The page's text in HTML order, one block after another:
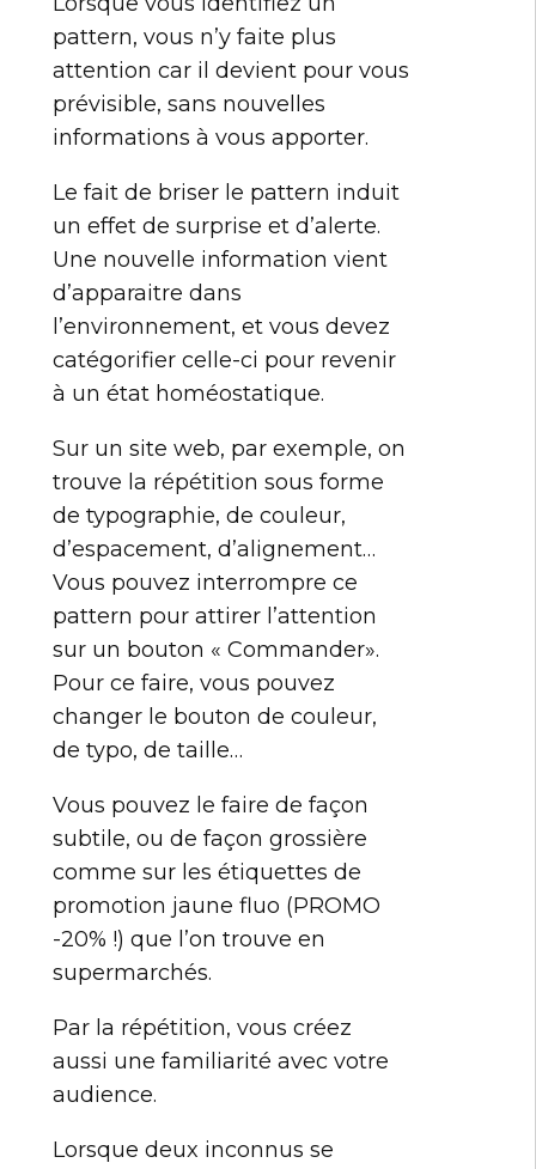
pattern, vous n’y faite plus
attention car il devient pour vous
prévisible, sans nouvelles
informations à vous apporter.
Le fait de briser le pattern induit
un effet de surprise et d’alerte.
Une nouvelle information vient
d’apparaitre dans
l’environnement, et vous devez
catégorifier celle-ci pour revenir
à un état homéostatique.
Sur un site web, par exemple, on
trouve la répétition sous forme
de typographie, de couleur,
d’espacement, d’alignement…
Vous pouvez interrompre ce
pattern pour attirer l’attention
sur un bouton « Commander».
Pour ce faire, vous pouvez
changer le bouton de couleur,
de typo, de taille…
Vous pouvez le faire de façon
subtile, ou de façon grossière
comme sur les étiquettes de
promotion jaune fluo (PROMO
-20% !) que l’on trouve en
supermarchés.
Par la répétition, vous créez
aussi une familiarité avec votre
audience.
Lorsque deux inconnus se